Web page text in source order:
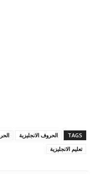
TAGS الحروف الانجليزية
تعليم الانجليزية